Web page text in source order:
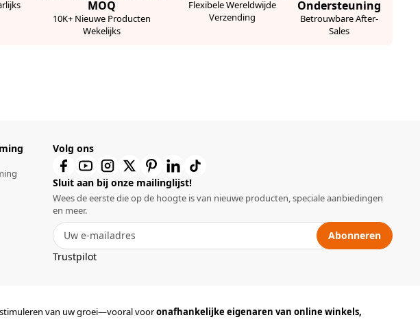
MOQ
10K+ Nieuwe Producten
Wekelijks
Flexibele Wereldwijde
Verzending
Ondersteuning
Betrouwbare After-
Sales
Volg ons
Sluit aan bij onze mailinglijst!
Wees de eerste die op de hoogte is van nieuwe producten, speciale aanbiedingen
en meer.
Abonneren
Trustpilot
van uw groei—vooral vooronafhankelijke eigenaren van online winkels,